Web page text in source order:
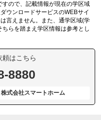
ので、記載情報が現在の学区域
ウンロードサービスのWEBサイ
言えません。また、通学区域(学
らを踏まえ学区情報は参考とし
頼はこちら
8880
式会社スマートホーム